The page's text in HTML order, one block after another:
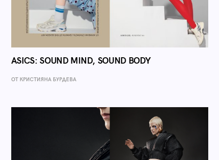
ASICS: SOUND MIND, SOUND BODY
ОТ КРИСТИЯНА БУРДЕВА